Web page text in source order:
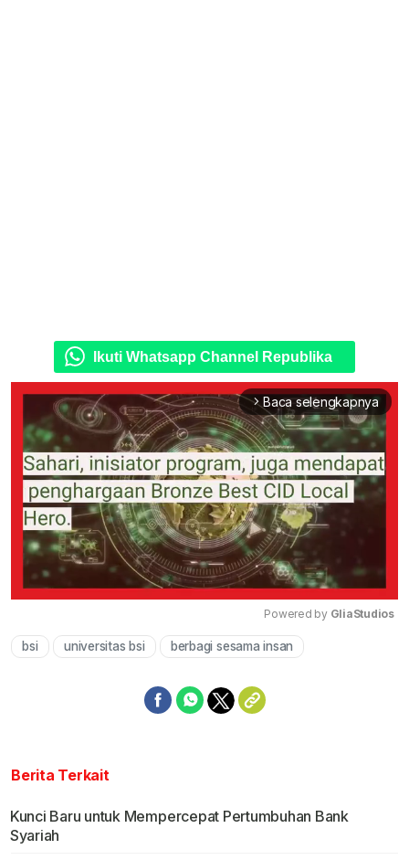
Ikuti Whatsapp Channel Republika
arrow_forward_ios Baca selengkapnya
Powered by GliaStudios
bsi universitas bsi berbagi sesama insan
Berita Terkait
Kunci Baru untuk Mempercepat Pertumbuhan Bank
Syariah